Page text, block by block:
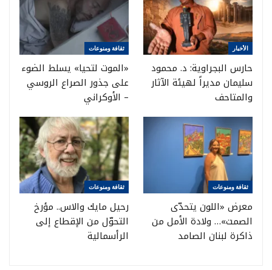
الأخبار
حارس البجراوية: د. محمود
سليمان مديراً لهيئة الآثار
والمتاحف
ثقافة ومنوعات
«الموت لتحيا» يسلط الضوء
على جذور الصراع الروسي
– الأوكراني
ثقافة ومنوعات
معرض «اللون يتحدّى
الصمت»… ولادة الأمل من
ذاكرة لبنان الصامد
ثقافة ومنوعات
رحيل مايك والاس.. مؤرخ
التحوّل من الإقطاع إلى
الرأسمالية